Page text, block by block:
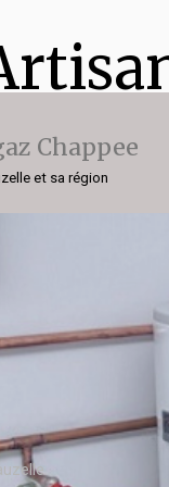
Chappee
et sa région